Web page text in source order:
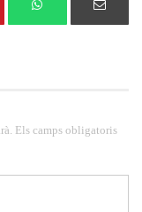
Els camps obligatoris